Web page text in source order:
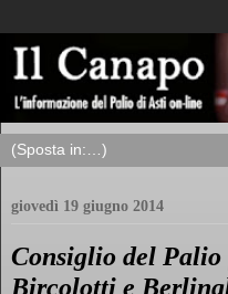
giovedì 19 giugno 2014
Consiglio del
Bircolotti e